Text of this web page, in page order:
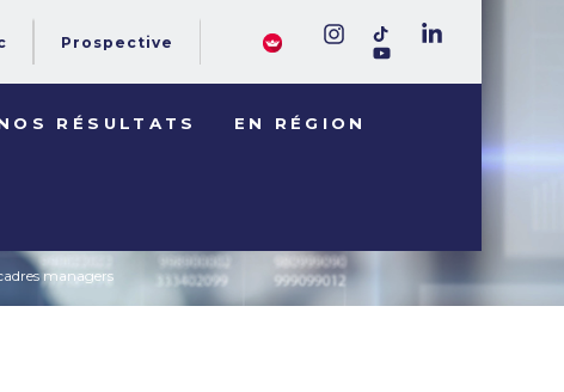
Prospective
RÉSULTATS EN RÉGION
managers